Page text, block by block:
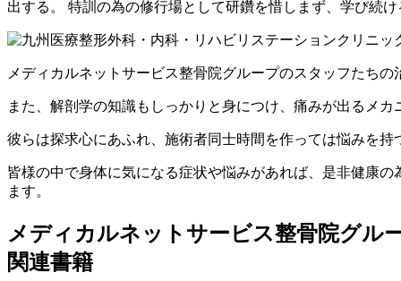
出する。 特訓の為の修行場として研鑽を惜しまず、学び続
メディカルネットサービス整骨院グループのスタッフたち
また、解剖学の知識もしっかりと身につけ、痛みが出るメ
彼らは探求心にあふれ、施術者同士時間を作っては悩みを
皆様の中で身体に気になる症状や悩みがあれば、是非健康
ます。
メディカルネットサービス整骨院グル
関連書籍